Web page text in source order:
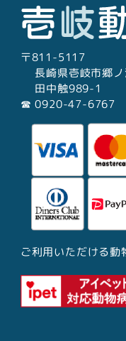
〒811-5117
長崎県壱岐市郷ノ
田中触989-1
☎︎ 0920-47-6767
ご利用いただける動